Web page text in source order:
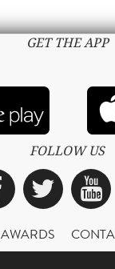
GET THE APP
FOLLOW US
Facebook
AWARDS